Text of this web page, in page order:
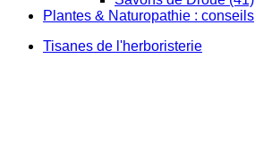
Plantes & Naturopathie : conseils
Tisanes de l'herboristerie